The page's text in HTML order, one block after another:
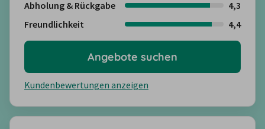
Abholung & Rückgabe
4,3
Freundlichkeit
4,4
Kundenbewertungen anzeigen
Angebote suchen